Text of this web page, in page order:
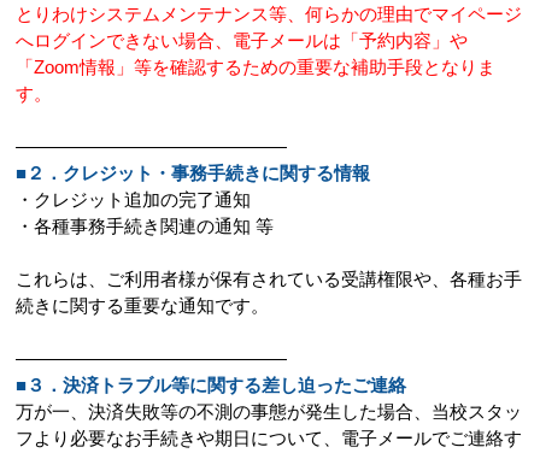
とりわけシステムメンテナンス等、何らかの理由でマイページ
へログインできない場合、電子メールは「予約内容」や
「Zoom情報」等を確認するための重要な補助手段となりま
す。
―――――――――――――――
■２．クレジット・事務手続きに関する情報
・クレジット追加の完了通知
・各種事務手続き関連の通知 等
これらは、ご利用者様が保有されている受講権限や、各種お手
続きに関する重要な通知です。
―――――――――――――――
■３．決済トラブル等に関する差し迫ったご連絡
万が一、決済失敗等の不測の事態が発生した場合、当校スタッ
フより必要なお手続きや期日について、電子メールでご連絡す